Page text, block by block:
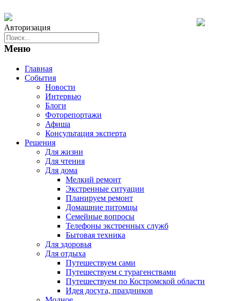
Авторизация
Меню
Главная
События
Новости
Интервью
Блоги
Фоторепортажи
Афиша
Консультация эксперта
Решения
Для жизни
Для чтения
Для дома
Мелкий ремонт
Экстренные ситуации
Планируем ремонт
Домашние питомцы
Семейные вопросы
Телефоны экстренных служб
Бытовая техника
Для здоровья
Для отдыха
Путешествуем сами
Путешествуем с турагенствами
Путешествуем по Костромской области
Идея досуга, праздников